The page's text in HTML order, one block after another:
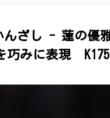
んざし - 蓮の優
巧みに表現 K175